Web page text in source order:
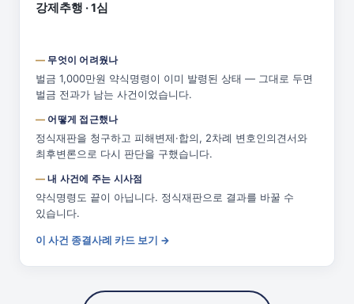
강제추행 · 1심
무엇이 어려웠나
벌금 1,000만원 약식명령이 이미 발령된 상태 — 그대로 두면
벌금 전과가 남는 사건이었습니다.
어떻게 접근했나
정식재판을 청구하고 피해변제·합의, 2차례 변호인의견서와
최후변론으로 다시 판단을 구했습니다.
내 사건에 주는 시사점
약식명령도 끝이 아닙니다. 정식재판으로 결과를 바꿀 수
있습니다.
이 사건 종결사례 카드 보기 →